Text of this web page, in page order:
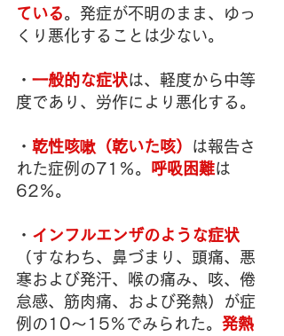
ている。発症が不明のまま、ゆっ
くり悪化することは少ない。
・ 一般的な症状は、軽度から中等
度であり、労作により悪化する。
・ 乾性咳嗽（乾いた咳）
は報告さ
れた症例の71％。 呼吸困難は
62％。
・ インフルエンザのような症状
（すなわち、鼻づまり、頭痛、悪
寒および発汗、喉の痛み、咳、倦
怠感、筋肉痛、および発熱）が症
例の10〜15％でみられた。 発熱